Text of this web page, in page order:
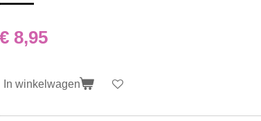
€ 8,95
In winkelwagen